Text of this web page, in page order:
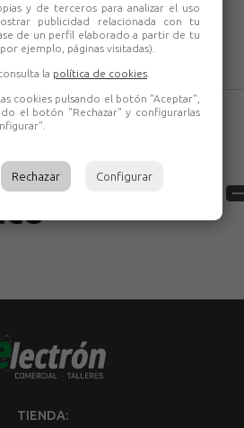
TIENDA:
y de terceros para analizar el uso
publicidad relacionada con tu
de un perfil elaborado a partir de tu
ejemplo, páginas visitadas).
la política de cookies
cookies pulsando el botón "Aceptar",
el botón "Rechazar" y configurarlas
Rechazar Configurar